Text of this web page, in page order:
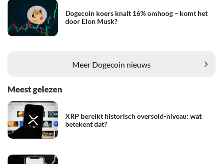
Dogecoin koers knalt 16% omhoog – komt het
door Elon Musk?
Meer Dogecoin nieuws
Meest gelezen
XRP bereikt historisch oversold-niveau: wat
betekent dat?